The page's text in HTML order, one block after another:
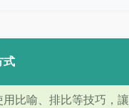
式
用比喻、排比等技巧，讓